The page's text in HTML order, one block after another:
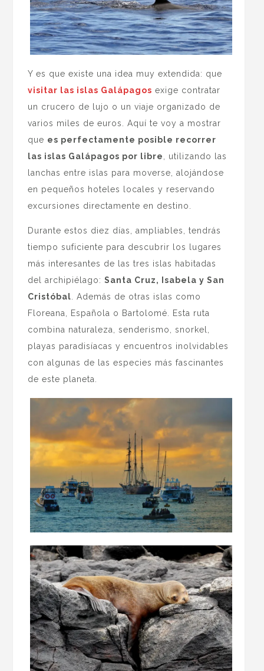
Y es que existe una idea muy extendida: que
visitar las islas Galápagos exige contratar
un crucero de lujo o un viaje organizado de
varios miles de euros. Aquí te voy a mostrar
que es perfectamente posible recorrer
las islas Galápagos por libre
, utilizando las
lanchas entre islas para moverse, alojándose
en pequeños hoteles locales y reservando
excursiones directamente en destino.
Durante estos diez días, ampliables, tendrás
tiempo suficiente para descubrir los lugares
más interesantes de las tres islas habitadas
del archipiélago:Santa Cruz, Isabela y San
Cristóbal . Además de otras islas como
Floreana, Española o Bartolomé. Esta ruta
combina naturaleza, senderismo, snorkel,
playas paradisíacas y encuentros inolvidables
con algunas de las especies más fascinantes
de este planeta.